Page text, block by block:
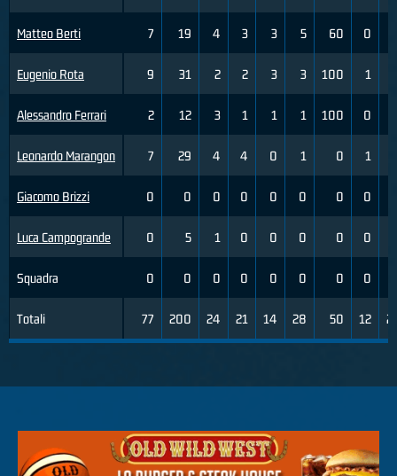
Matteo Berti
Eugenio Rota
Alessandro Ferrari
Leonardo Marangon
Giacomo Brizzi
Luca Campogrande
Squadra
Totali
7 19 4 3 3 5 60 0
9 31 2 2 3 3 100 1
2 12 3 1 1 1 100 0
7 29 4 4 0 1 0 1
0 0 0 0 0 0 0 0
0 5 1 0 0 0 0 0
0 0 0 0 0 0 0 0
77 200 24 21 14 28 50 12